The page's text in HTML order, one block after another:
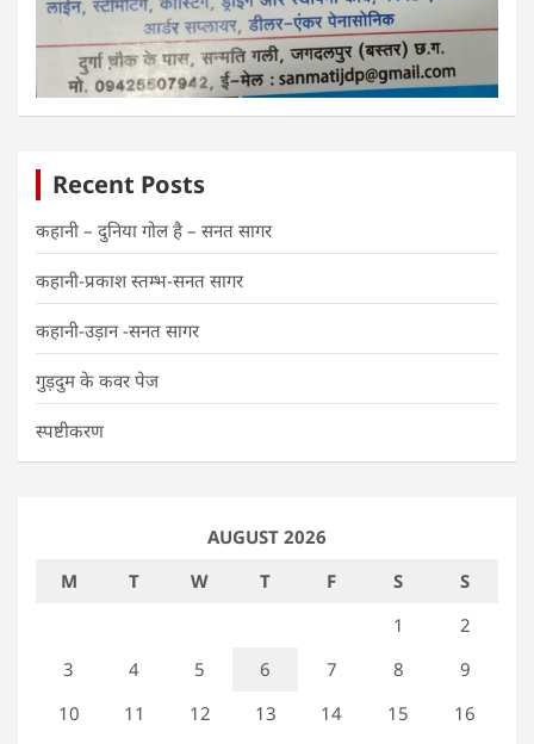
Recent Posts
कहानी – दुनिया गोल है – सनत सागर
कहानी-प्रकाश स्तम्भ-सनत सागर
कहानी-उड़ान -सनत सागर
गुड़दुम के कवर पेज
स्पष्टीकरण
AUGUST 2026
M
T W T F S
S
1
2
3
4 5 6 7 8
9
10
11 12 13 14 15 16